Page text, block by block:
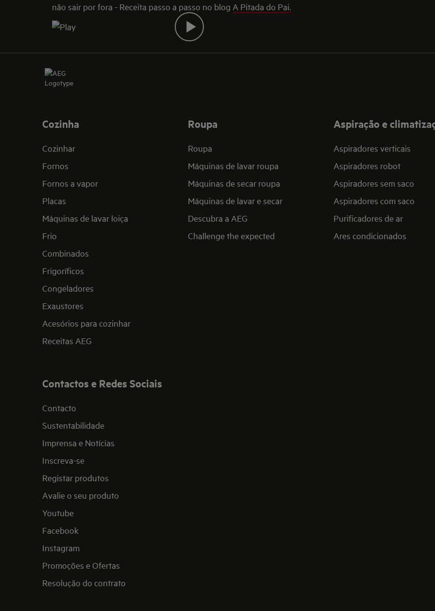
não sair por fora - Receita passo a passo no blog A Pitada do Pai.
Cozinha
Cozinhar
Fornos
Fornos a vapor
Placas
Máquinas de lavar loiça
Frio
Combinados
Frigoríficos
Congeladores
Exaustores
Acesórios para cozinhar
Receitas AEG
Roupa
Roupa
Máquinas de lavar roupa
Máquinas de secar roupa
Máquinas de lavar e secar
Descubra a AEG
Challenge the expected
Aspiração e
Aspiradores verticais
Aspiradores robot
Aspiradores sem saco
Aspiradores com saco
Purificadores de ar
Ares condicionados
Contactos e Redes Sociais
Contacto
Sustentabilidade
Imprensa e Notícias
Inscreva-se
Registar produtos
Avalie o seu produto
Youtube
Facebook
Instagram
Promoções e Ofertas
Resolução do contrato